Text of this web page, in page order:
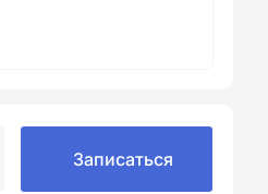
Записаться